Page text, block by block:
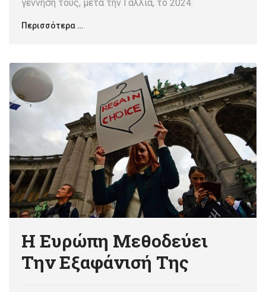
γέννησή τους, μετά την Γαλλία, το 2024.
Περισσότερα …
Η Ευρώπη Μεθοδεύει
Την Εξαφάνισή Της